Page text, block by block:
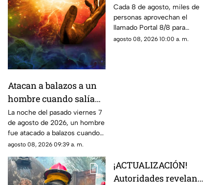
manifestar
correctamente?
Cada 8 de agosto, miles de
personas aprovechan el
llamado Portal 8/8 para
reflexionar, pedir y establecer
agosto 08, 2026 10:00 a. m.
Atacan a balazos a un
hombre cuando salía
de una iglesia en
Cuautla, ¿cuál es su
estado de salud?
La noche del pasado viernes 7
de agosto de 2026, un hombre
fue atacado a balazos cuando
salía de una iglesia. Los hechos
Cuautla.
agosto 08, 2026 09:39 a. m.
¡ACTUALIZACIÓN!
Autoridades revelan